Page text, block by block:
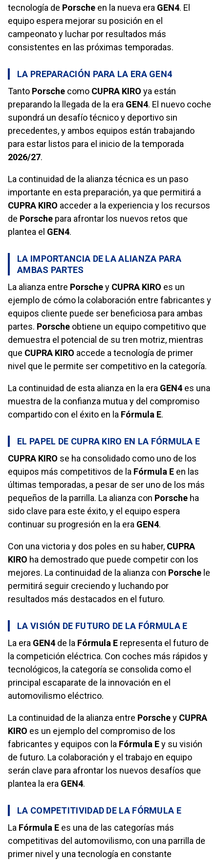
tecnología de Porsche en la nueva era GEN4. El
equipo espera mejorar su posición en el
campeonato y luchar por resultados más
consistentes en las próximas temporadas.
LA PREPARACIÓN PARA LA ERA GEN4
Tanto Porsche como CUPRA KIRO ya están
preparando la llegada de la era GEN4. El nuevo coche
supondrá un desafío técnico y deportivo sin
precedentes, y ambos equipos están trabajando
para estar listos para el inicio de la temporada
2026/27.
La continuidad de la alianza técnica es un paso
importante en esta preparación, ya que permitirá a
CUPRA KIRO acceder a la experiencia y los recursos
de Porsche para afrontar los nuevos retos que
plantea el GEN4.
LA IMPORTANCIA DE LA ALIANZA PARA
AMBAS PARTES
La alianza entre Porschey CUPRA KIRO es un
ejemplo de cómo la colaboración entre fabricantes y
equipos cliente puede ser beneficiosa para ambas
partes. Porsche obtiene un equipo competitivo que
demuestra el potencial de su tren motriz, mientras
que CUPRA KIRO accede a tecnología de primer
nivel que le permite ser competitivo en la categoría.
La continuidad de esta alianza en la era GEN4 es una
muestra de la confianza mutua y del compromiso
compartido con el éxito en la Fórmula E.
EL PAPEL DE CUPRA KIRO EN LA FÓRMULA E
CUPRA KIRO se ha consolidado como uno de los
equipos más competitivos de la Fórmula E en las
últimas temporadas, a pesar de ser uno de los más
pequeños de la parrilla. La alianza con Porsche ha
sido clave para este éxito, y el equipo espera
continuar su progresión en la era GEN4.
Con una victoria y dos poles en su haber, CUPRA
KIRO ha demostrado que puede competir con los
mejores. La continuidad de la alianza con Porsche le
permitirá seguir creciendo y luchando por
resultados más destacados en el futuro.
LA VISIÓN DE FUTURO DE LA FÓRMULA E
La era GEN4 de la Fórmula E representa el futuro de
la competición eléctrica. Con coches más rápidos y
tecnológicos, la categoría se consolida como el
principal escaparate de la innovación en el
automovilismo eléctrico.
La continuidad de la alianza entre Porschey CUPRA
KIRO es un ejemplo del compromiso de los
fabricantes y equipos con la Fórmula Ey su visión
de futuro. La colaboración y el trabajo en equipo
serán clave para afrontar los nuevos desafíos que
plantea la era GEN4.
LA COMPETITIVIDAD DE LA FÓRMULA E
La Fórmula E es una de las categorías más
competitivas del automovilismo, con una parrilla de
primer nivel y una tecnología en constante